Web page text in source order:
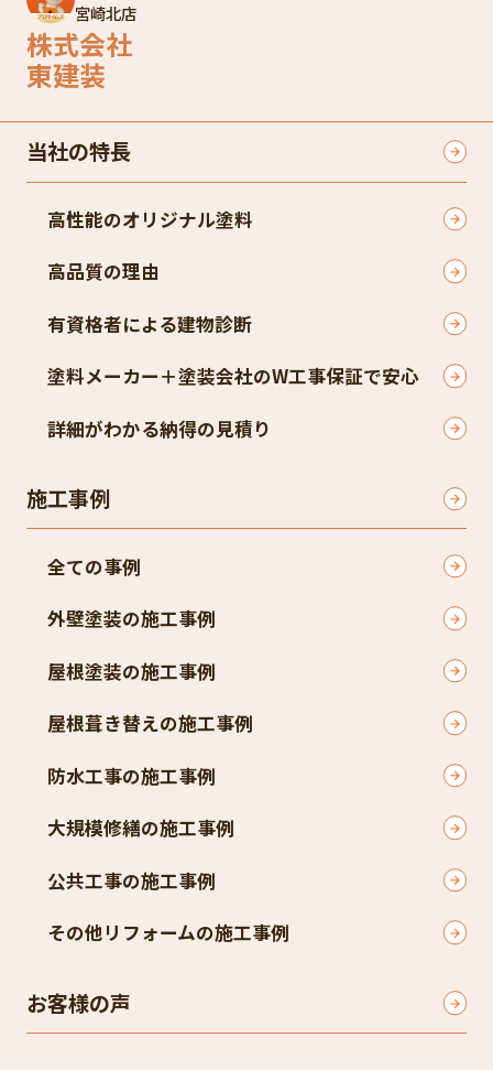
宮崎北店
株式会社
東建装
当社の特長
高性能のオリジナル塗料
高品質の理由
有資格者による建物診断
塗料メーカー＋塗装会社のW工事保証で安心
詳細がわかる納得の見積り
施工事例
全ての事例
外壁塗装の施工事例
屋根塗装の施工事例
屋根葺き替えの施工事例
防水工事の施工事例
大規模修繕の施工事例
公共工事の施工事例
その他リフォームの施工事例
お客様の声